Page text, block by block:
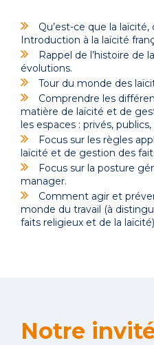
Qu’est-ce que la laïcité,
Introduction à la laïcité
Rappel de l’histoire de
évolutions.
Tour du monde des
Comprendre les
matière de laïcité et de
les espaces : privés,
Focus sur les règles
laïcité et de gestion des
Focus sur la posture
manager.
Comment agir et
monde du travail (à
faits religieux et de la
Notre